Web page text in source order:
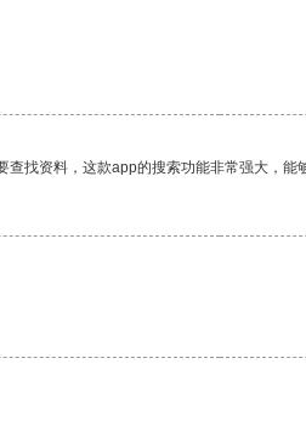
找资料，这款app的搜索功能非常强大，能